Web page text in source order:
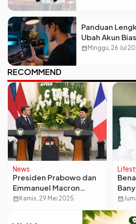
Panduan
Ubah Akun
Dolar ke
calendar_month Minggu, 26 Jul
RECOMMEND
News
Presiden Prabowo dan
Emmanuel Macron
Sepakat Perkuat Kerja
calendar_month Kamis, 29 Mei 2025 calendar_month